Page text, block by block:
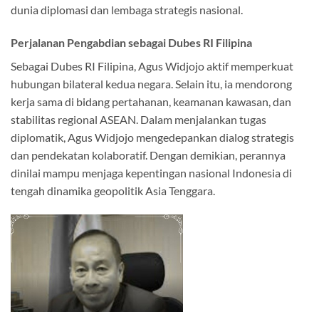
dunia diplomasi dan lembaga strategis nasional.
Perjalanan Pengabdian sebagai Dubes RI Filipina
Sebagai Dubes RI Filipina, Agus Widjojo aktif memperkuat
hubungan bilateral kedua negara. Selain itu, ia mendorong
kerja sama di bidang pertahanan, keamanan kawasan, dan
stabilitas regional ASEAN. Dalam menjalankan tugas
diplomatik, Agus Widjojo mengedepankan dialog strategis
dan pendekatan kolaboratif. Dengan demikian, perannya
dinilai mampu menjaga kepentingan nasional Indonesia di
tengah dinamika geopolitik Asia Tenggara.